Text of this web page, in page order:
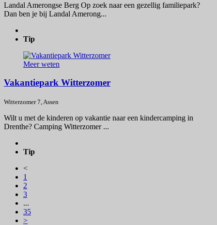
Landal Amerongse Berg Op zoek naar een gezellig familiepark?
Dan ben je bij Landal Amerong...
Tip
Meer weten
Vakantiepark Witterzomer
Witterzomer 7, Assen
Wilt u met de kinderen op vakantie naar een kindercamping in
Drenthe? Camping Witterzomer ...
Tip
<
1
2
3
...
35
>